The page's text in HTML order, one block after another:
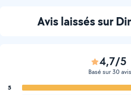
Avis laissés sur
4,7/5
Basé sur 30 avis
5